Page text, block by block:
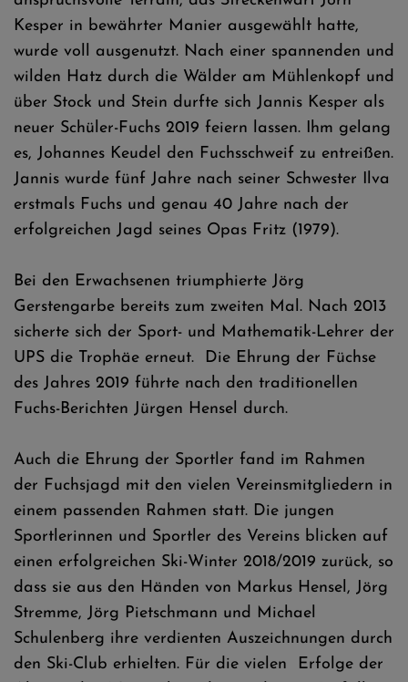
Kesper in bewährter Manier ausgewählt hatte,
wurde voll ausgenutzt. Nach einer spannenden und
wilden Hatz durch die Wälder am Mühlenkopf und
über Stock und Stein durfte sich Jannis Kesper als
neuer Schüler-Fuchs 2019 feiern lassen. Ihm gelang
es, Johannes Keudel den Fuchsschweif zu entreißen.
Jannis wurde fünf Jahre nach seiner Schwester Ilva
erstmals Fuchs und genau 40 Jahre nach der
erfolgreichen Jagd seines Opas Fritz (1979).
Bei den Erwachsenen triumphierte Jörg
Gerstengarbe bereits zum zweiten Mal. Nach 2013
sicherte sich der Sport- und Mathematik-Lehrer der
UPS die Trophäe erneut. Die Ehrung der Füchse
des Jahres 2019 führte nach den traditionellen
Fuchs-Berichten Jürgen Hensel durch.
Auch die Ehrung der Sportler fand im Rahmen
der Fuchsjagd mit den vielen Vereinsmitgliedern in
einem passenden Rahmen statt. Die jungen
Sportlerinnen und Sportler des Vereins blicken auf
einen erfolgreichen Ski-Winter 2018/2019 zurück, so
dass sie aus den Händen von Markus Hensel, Jörg
Stremme, Jörg Pietschmann und Michael
Schulenberg ihre verdienten Auszeichnungen durch
den Ski-Club erhielten. Für die vielen Erfolge der